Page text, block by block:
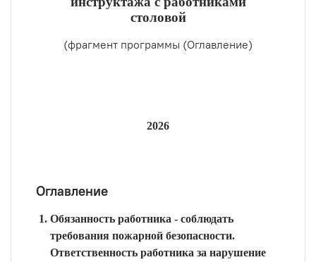
столовой
(фрагмент программы (Оглавление)
2026
Оглавление
Обязанность работника - соблюдать
требования пожарной безопасности.
Ответственность работника за нарушение